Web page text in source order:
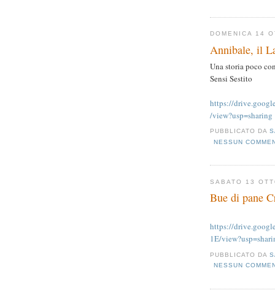
DOMENICA 14
Annibale, il
Una storia poco
Sensi Sestito
https://
/view?usp=sharing
PUBBLICATO DA
NESSUN
SABATO 13
Bue di pane
https://
1E/
PUBBLICATO DA
NESSUN